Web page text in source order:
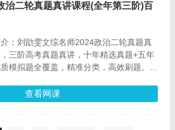
治二轮真题真讲课程(全年第三阶)百
：刘勖雯文综名师2024政治二轮真题真
三阶高考真题真讲，十年精选真题+五年
模拟题全覆盖，精准分类，高效刷题。母
含：全国甲卷、全国乙卷，新课标过度卷
北京卷，山东卷，广东卷，天津卷，湖北
查看网课